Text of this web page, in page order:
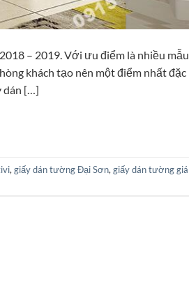
– 2019. Với ưu điểm là nhiều mẫu
khách tạo nên một điểm nhất đặc
dán […]
, giấy dán tường Đại Sơn, giấy dán tường giá